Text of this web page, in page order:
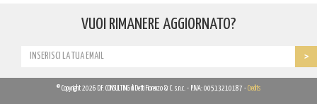
VUOI RIMANERE AGGIORNATO?
© Copyright 2026 D.F. CONSULTING di Detti Fiorenzo & C. s.n.c. - P.IVA: 00513210187 - Credits